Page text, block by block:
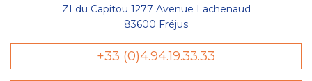
ZI du Capitou 1277 Avenue Lachenaud
83600 Fréjus
+33 (0)4.94.19.33.33